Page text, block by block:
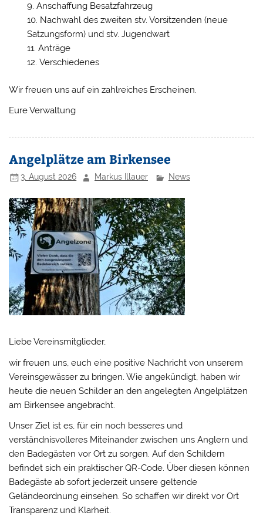
Anschaffung Besatzfahrzeug
Nachwahl des zweiten stv. Vorsitzenden (neue
Satzungsform) und stv. Jugendwart
Anträge
Verschiedenes
Wir freuen uns auf ein zahlreiches Erscheinen.
Eure Verwaltung
Angelplätze am Birkensee
3. August 2026 Markus Illauer News
Liebe Vereinsmitglieder,
wir freuen uns, euch eine positive Nachricht von unserem
Vereinsgewässer zu bringen. Wie angekündigt, haben wir
heute die neuen Schilder an den angelegten Angelplätzen
am Birkensee angebracht.
Unser Ziel ist es, für ein noch besseres und
verständnisvolleres Miteinander zwischen uns Anglern und
den Badegästen vor Ort zu sorgen. Auf den Schildern
befindet sich ein praktischer QR-Code. Über diesen können
Badegäste ab sofort jederzeit unsere geltende
Geländeordnung einsehen. So schaffen wir direkt vor Ort
Transparenz und Klarheit.